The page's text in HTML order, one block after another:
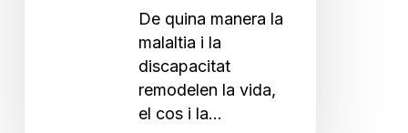
De quina manera la
malaltia i la
discapacitat
remodelen la vida,
el cos i la…